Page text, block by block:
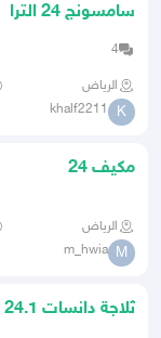
سامسونج 24 الترا
4
الرياض
K
khalf2211
مكيف 24
الرياض
M
m_hwia
ثلاجة دانسات 24.1 قدم